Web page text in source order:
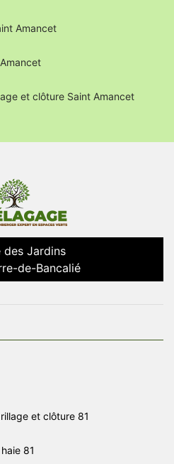
Amancet
et clôture Saint Amancet
des Jardins
de-Bancalié
et clôture 81
81